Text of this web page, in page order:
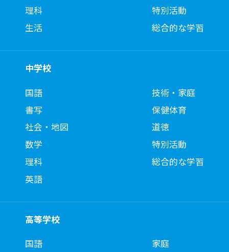
理科
生活
特別活動
総合的な学習
中学校
国語
書写
社会・地図
数学
理科
英語
技術・家庭
保健体育
道徳
特別活動
総合的な学習
高等学校
国語
家庭